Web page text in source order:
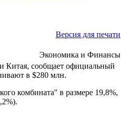
Версия для печати
Экономика и Финансы
Китая, сообщает официальный
в $280 млн.
комбината" в размере 19,8%,